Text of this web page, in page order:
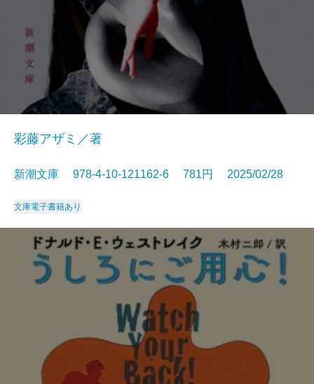
彩藤アザミ／著
新潮文庫 978-4-10-121162-6 781円 2025/02/28
文庫電子書籍あり